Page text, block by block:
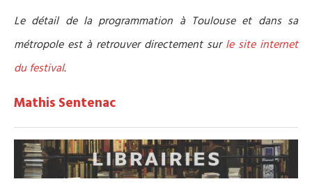
Le détail de la programmation à Toulouse et dans sa
métropole est à retrouver directement surle site internet
du festival.
Mathis Sentenac